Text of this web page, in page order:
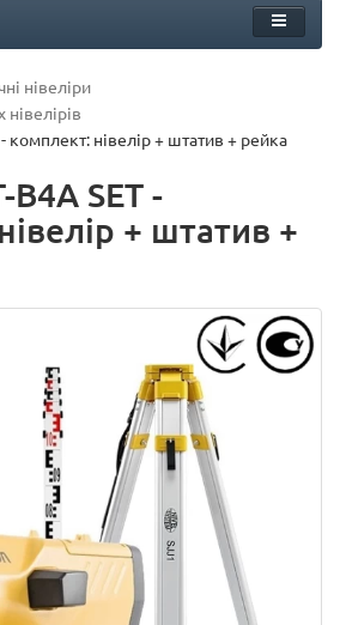
нівеліри
комплект: нівелір + штатив + рейка
B4A SET -
+ штатив +